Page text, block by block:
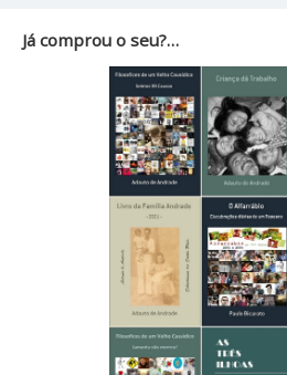
Já comprou o seu?…